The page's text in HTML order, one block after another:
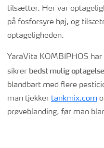
tilsætter. Her var
på fosforsyre høj, og
optageligheden.
YaraVita KOMBIPHOS
sikrer bedst mulig optagelse
blandbart med flere
man tjekker tankmix.com
prøveblanding, før man